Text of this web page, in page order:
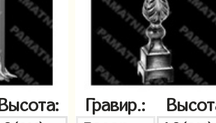
Высота: Гравир.: